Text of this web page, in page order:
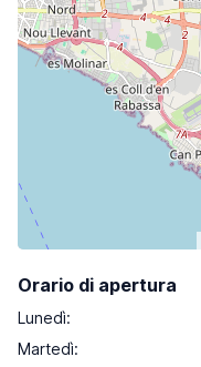
Orario di apertura
Lunedì:
Martedì: